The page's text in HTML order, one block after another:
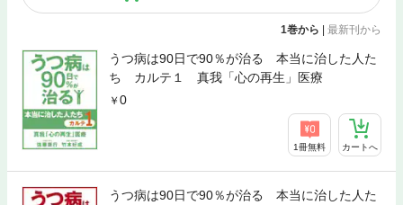
1巻から | 最新刊から
うつ病は90日で90％が治る 本当に治した人た
ち カルテ１ 真我「心の再生」医療
0
1冊無料 カートへ
うつ病は90日で90％が治る 本当に治した人た